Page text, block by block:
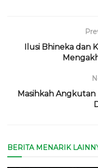
Ilusi Bhineka dan
Masihkah
BERITA MENARIK